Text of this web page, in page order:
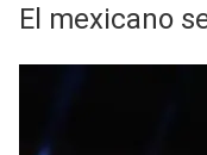
El mexicano